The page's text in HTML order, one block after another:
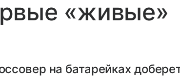
«живые»
на батарейках